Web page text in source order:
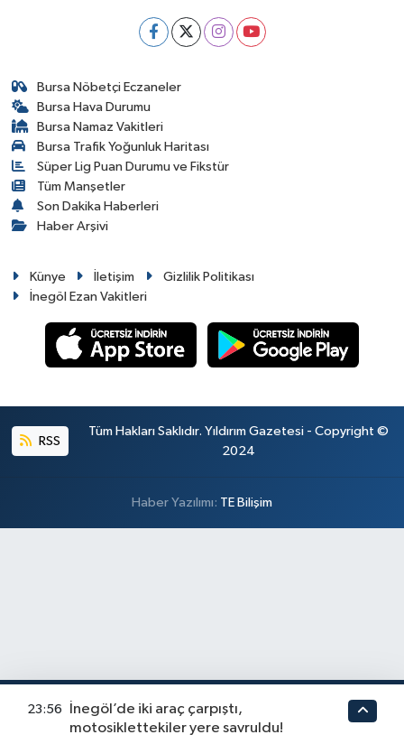
Bursa Nöbetçi Eczaneler
Bursa Hava Durumu
Bursa Namaz Vakitleri
Bursa Trafik Yoğunluk Haritası
Süper Lig Puan Durumu ve Fikstür
Tüm Manşetler
Son Dakika Haberleri
Haber Arşivi
Künye İletişim
Gizlilik Politikası
İnegöl Ezan Vakitleri
RSS
Tüm Hakları Saklıdır. Yıldırım Gazetesi - Copyright ©
2024
Haber Yazılımı: TE Bilişim
23:56
İnegöl’de iki araç çarpıştı,
motosiklettekiler yere savruldu!